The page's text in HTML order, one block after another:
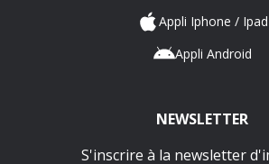
Appli Iphone / Ipad
Appli Android
NEWSLETTER
S'inscrire à la newsletter